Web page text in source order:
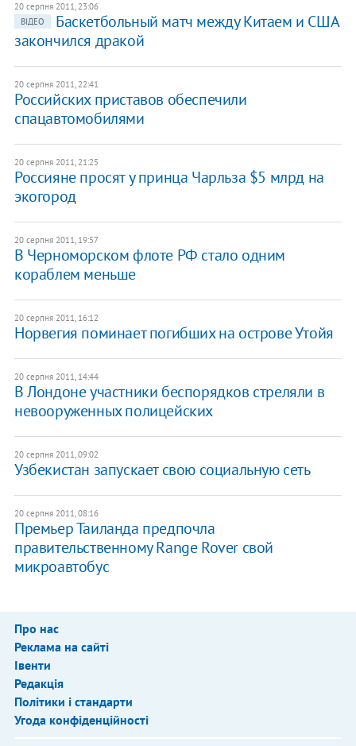
20 серпня 2011, 23:06
ВІДЕО
Баскетбольный матч между Китаем и США
закончился дракой
20 серпня 2011, 22:41
Российских приставов обеспечили
спацавтомобилями
20 серпня 2011, 21:25
Россияне просят у принца Чарльза $5 млрд на
экогород
20 серпня 2011, 19:57
В Черноморском флоте РФ стало одним
кораблем меньше
20 серпня 2011, 16:12
Норвегия поминает погибших на острове Утойя
20 серпня 2011, 14:44
В Лондоне участники беспорядков стреляли в
невооруженных полицейских
20 серпня 2011, 09:02
Узбекистан запускает свою социальную сеть
20 серпня 2011, 08:16
Премьер Таиланда предпочла
правительственному Range Rover свой
микроавтобус
Про нас
Реклама на сайті
Івенти
Редакція
Політики і стандарти
Угода конфіденційності